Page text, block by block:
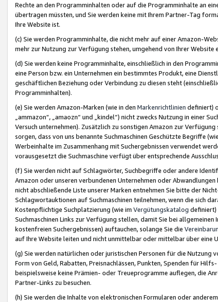
Rechte an den Programminhalten oder auf die Programminhalte an
übertragen müssten, und Sie werden keine mit Ihrem Partner-Tag
Ihre Website ist.
(c) Sie werden Programminhalte, die nicht mehr auf einer Amazon-
mehr zur Nutzung zur Verfügung stehen, umgehend von Ihrer
(d) Sie werden keine Programminhalte, einschließlich in den
eine Person bzw. ein Unternehmen ein bestimmtes Produkt, eine
geschäftlichen Beziehung oder Verbindung zu diesen steht
Programminhalten).
(e) Sie werden Amazon-Marken (wie in den Markenrichtlinien definiert)
„ammazon“, „amaozn“ und „kindel“) nicht zwecks Nutzung in einer
Versuch unternehmen). Zusätzlich zu sonstigen Amazon zur
sorgen, dass von uns benannte Suchmaschinen Geschützte Begriffe
Werbeinhalte im Zusammenhang mit Suchergebnissen verwendet
vorausgesetzt die Suchmaschine verfügt über entsprechende
(f) Sie werden nicht auf Schlagwörter, Suchbegriffe oder andere
Amazon oder unseren verbundenen Unternehmen oder
nicht abschließende Liste unserer Marken entnehmen Sie bitte der
Schlagwortauktionen auf Suchmaschinen teilnehmen, wenn die sich
Kostenpflichtige Suchplatzierung (wie im Vergütungskatalog definiert)
Suchmaschinen Links zur Verfügung stellen, damit Sie bei
kostenfreien Suchergebnissen) auftauchen, solange Sie die
auf Ihre Website leiten und nicht unmittelbar oder mittelbar über eine
(g) Sie werden natürlichen oder juristischen Personen für die Nutzung
Form von Geld, Rabatten, Preisnachlässen, Punkten, Spenden für
beispielsweise keine Prämien- oder Treueprogramme auflegen, die
Partner-Links zu besuchen.
(h) Sie werden die Inhalte von elektronischen Formularen oder